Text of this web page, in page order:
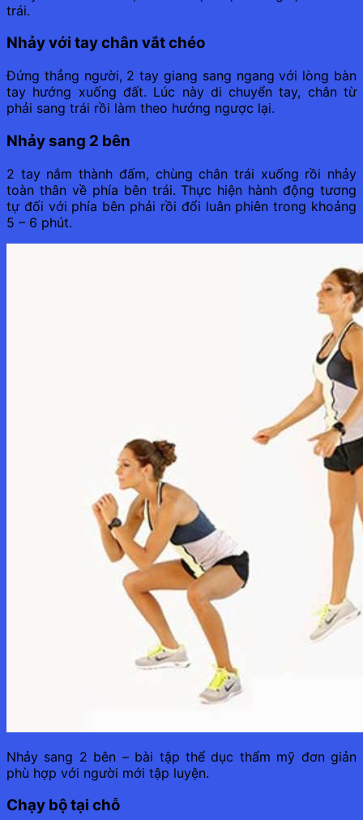
trái.
Nhảy với tay chân vắt chéo
Đứng thẳng người, 2 tay giang sang ngang với lòng bàn
tay hướng xuống đất. Lúc này di chuyển tay, chân từ
phải sang trái rồi làm theo hướng ngược lại.
Nhảy sang 2 bên
2 tay nắm thành đấm, chùng chân trái xuống rồi nhảy
toàn thân về phía bên trái. Thực hiện hành động tương
tự đối với phía bên phải rồi đổi luân phiên trong khoảng
5 – 6 phút.
Nhảy sang 2 bên – bài tập thể dục thẩm mỹ đơn giản
phù hợp với người mới tập luyện.
Chạy bộ tại chỗ